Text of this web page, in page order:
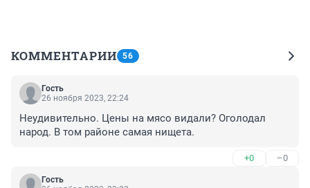
КОММЕНТАРИИ 56
Гость
26 ноября 2023, 22:24
Неудивительно. Цены на мясо видали? Оголодал
народ. В том районе самая нищета.
+0 –0
Гость